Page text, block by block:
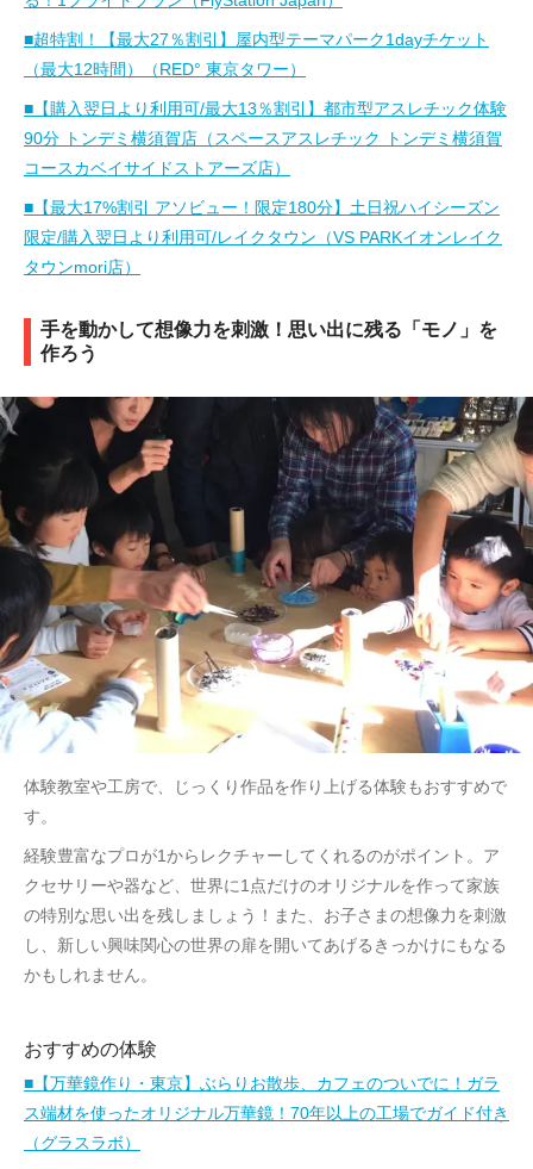
■超特割！【最大27％割引】屋内型テーマパーク1dayチケット
（最大12時間）（RED° 東京タワー）
■【購入翌日より利用可/最大13％割引】都市型アスレチック体験
90分 トンデミ横須賀店（スペースアスレチック トンデミ横須賀
コースカベイサイドストアーズ店）
■【最大17%割引 アソビュー！限定180分】土日祝ハイシーズン
限定/購入翌日より利用可/レイクタウン（VS PARKイオンレイク
タウンmori店）
手を動かして想像力を刺激！思い出に残る「モノ」を
作ろう
体験教室や工房で、じっくり作品を作り上げる体験もおすすめで
す。
経験豊富なプロが1からレクチャーしてくれるのがポイント。ア
クセサリーや器など、世界に1点だけのオリジナルを作って家族
の特別な思い出を残しましょう！また、お子さまの想像力を刺激
し、新しい興味関心の世界の扉を開いてあげるきっかけにもなる
かもしれません。
おすすめの体験
■【万華鏡作り・東京】ぶらりお散歩、カフェのついでに！ガラ
ス端材を使ったオリジナル万華鏡！70年以上の工場でガイド付き
（グラスラボ）